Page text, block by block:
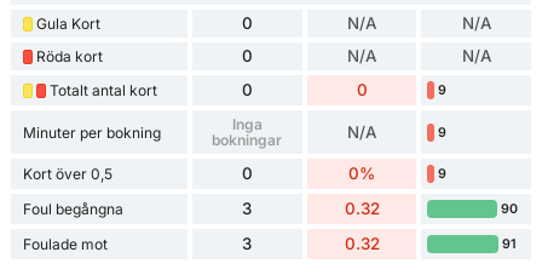
Gula Kort 0 N/A N/A
Röda kort 0 N/A N/A
Totalt antal kort 0 0 9
Minuter per bokning
Inga
bokningar
N/A 9
Kort över 0,5 0 0% 9
Foul begångna 3 0.32 90
Foulade mot 3 0.32 91